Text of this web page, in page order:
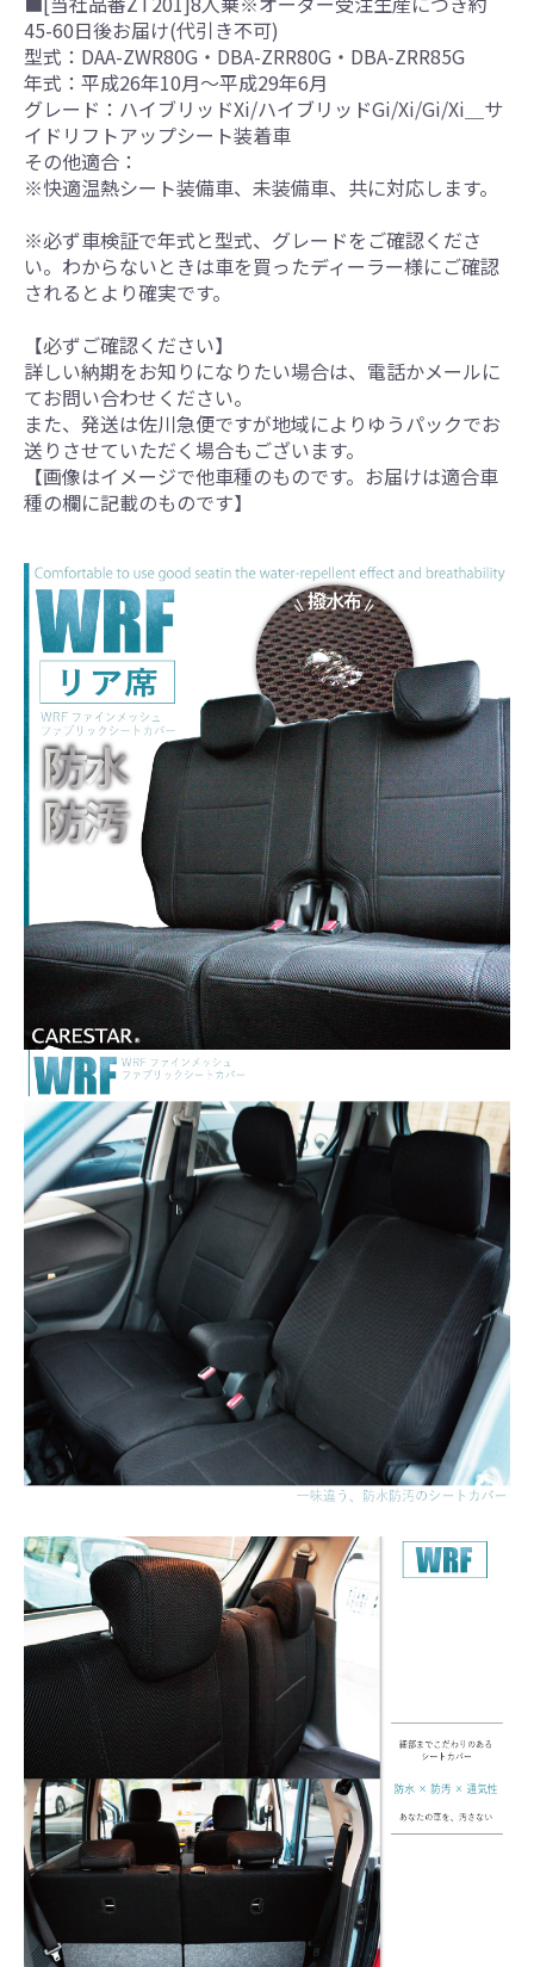
45-60日後お届け(代引き不可)
型式：DAA-ZWR80G・DBA-ZRR80G・DBA-ZRR85G
年式：平成26年10月～平成29年6月
グレード：ハイブリッドXi/ハイブリッドGi/Xi/Gi/Xi＿サ
イドリフトアップシート装着車
その他適合：
※快適温熱シート装備車、未装備車、共に対応します。
※必ず車検証で年式と型式、グレードをご確認くださ
い。わからないときは車を買ったディーラー様にご確認
されるとより確実です。
【必ずご確認ください】
詳しい納期をお知りになりたい場合は、電話かメールに
てお問い合わせください。
また、発送は佐川急便ですが地域によりゆうパックでお
送りさせていただく場合もございます。
【画像はイメージで他車種のものです。お届けは適合車
種の欄に記載のものです】